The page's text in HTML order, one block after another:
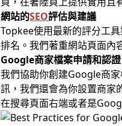
網站的SEO評估與建議
Topkee使用最新的評分工
排名。我們著重網站頁面內
Google商家檔案申請和認證
我們協助你創建Google商
訊，我們還會為你設置商家
在搜尋頁面右端或者是